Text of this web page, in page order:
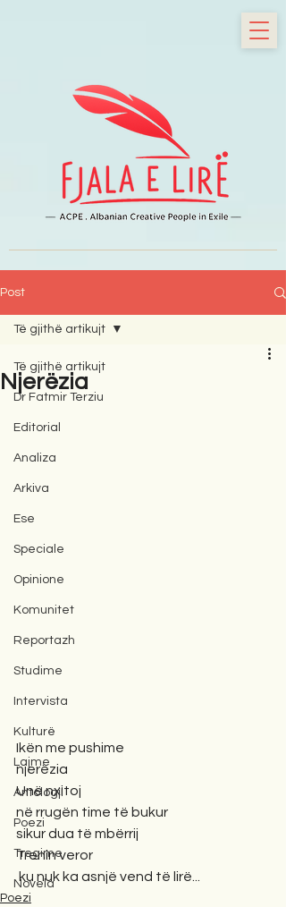
Post
Të gjithë artikujt
Dr Fatmir Terziu
Editorial
Analiza
Arkiva
Ese
Speciale
Opinione
Komunitet
Reportazh
Studime
Intervista
Kulturë
Lajme
Antologji
Poezi
Tregime
Novela
Të gjithë artikujt
Njerëzia
Ikën me pushime
njerëzia
Unë nxitoj
në rrugën time të bukur
sikur dua të mbërrij
Trenin veror
ku nuk ka asnjë vend të lirë...
Poezi